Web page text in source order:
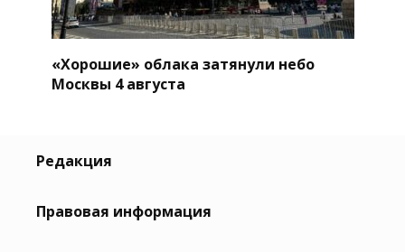
«Хорошие» облака затянули небо
Москвы 4 августа
Редакция
Правовая информация